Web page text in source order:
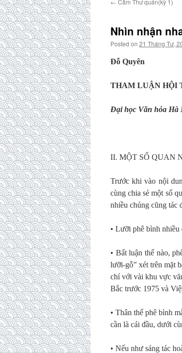
← Cầm Thư quán(kỳ 1)
Nhìn nhận
Posted on 21 Tháng Tư,
Đỗ Quyên
THAM LUẬN HỘI
Đại học Văn hóa Hà
II. MỘT SỐ QUAN
Trước khi vào nội
cùng chia sẻ một số
nhiều chúng cũng tác
• Lưỡi phê bình
• Bất luận thế nào,
lưỡi-gỗ” xét trên mặt
chí với vài khu vực
Bắc trước 1975 và
• Thân thể phê bình
cần là cái đầu, dưới
• Nếu như sáng tác